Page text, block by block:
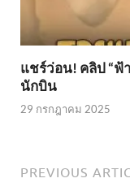
แชร์ว่อน! คลิป “ฟ้
นักบิน
29 กรกฎาคม 2025
PREVIOUS